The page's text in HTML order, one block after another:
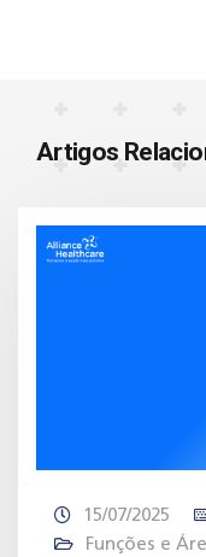
Artigos
15/07/2025
Funções e